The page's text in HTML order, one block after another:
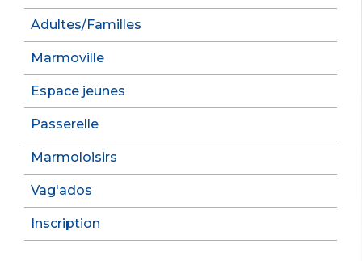
Adultes/Familles
Marmoville
Espace jeunes
Passerelle
Marmoloisirs
Vag'ados
Inscription